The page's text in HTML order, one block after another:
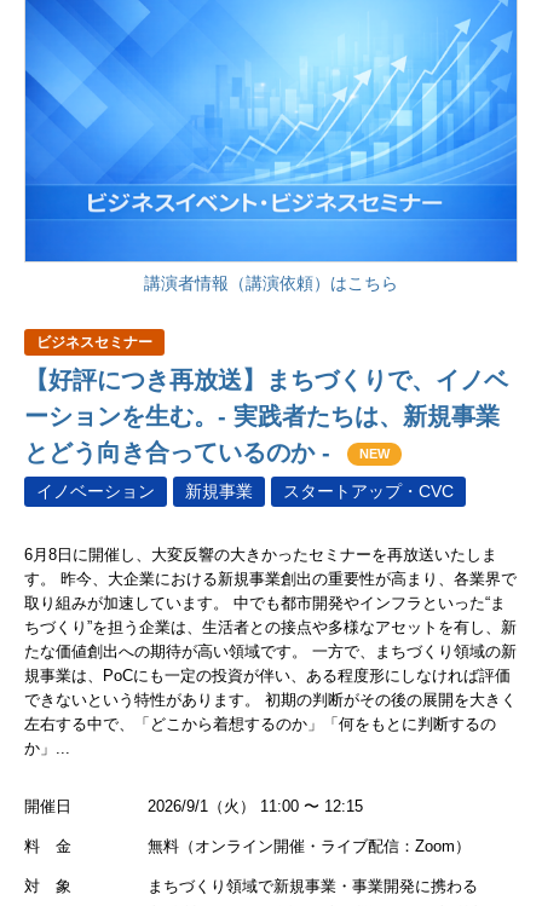
講演者情報（講演依頼）はこちら
ビジネスセミナー
【好評につき再放送】まちづくりで、イノベ
ーションを生む。- 実践者たちは、新規事業
とどう向き合っているのか -
NEW
イノベーション 新規事業 スタートアップ・CVC
6月8日に開催し、大変反響の大きかったセミナーを再放送いたしま
す。 昨今、大企業における新規事業創出の重要性が高まり、各業界で
取り組みが加速しています。 中でも都市開発やインフラといった“ま
ちづくり”を担う企業は、生活者との接点や多様なアセットを有し、新
たな価値創出への期待が高い領域です。 一方で、まちづくり領域の新
規事業は、PoCにも一定の投資が伴い、ある程度形にしなければ評価
できないという特性があります。 初期の判断がその後の展開を大きく
左右する中で、「どこから着想するのか」「何をもとに判断するの
か」...
開催日 2026/9/1（火） 11:00 〜 12:15
料 金 無料（オンライン開催・ライブ配信：Zoom）
対 象
まちづくり領域で新規事業・事業開発に携わる